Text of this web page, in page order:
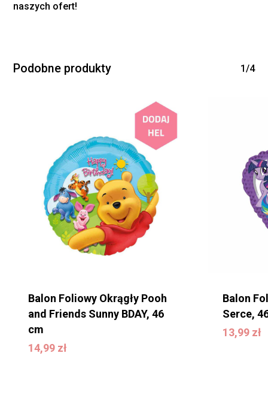
Brak produktów w
naszych ofert!
Podobne produkty 1/4
Balon Foliowy Okrągły Pooh
and Friends Sunny BDAY, 46
cm
14,99 zł
14,99zł
Balon
Serce,
13,99 zł
13,99zł